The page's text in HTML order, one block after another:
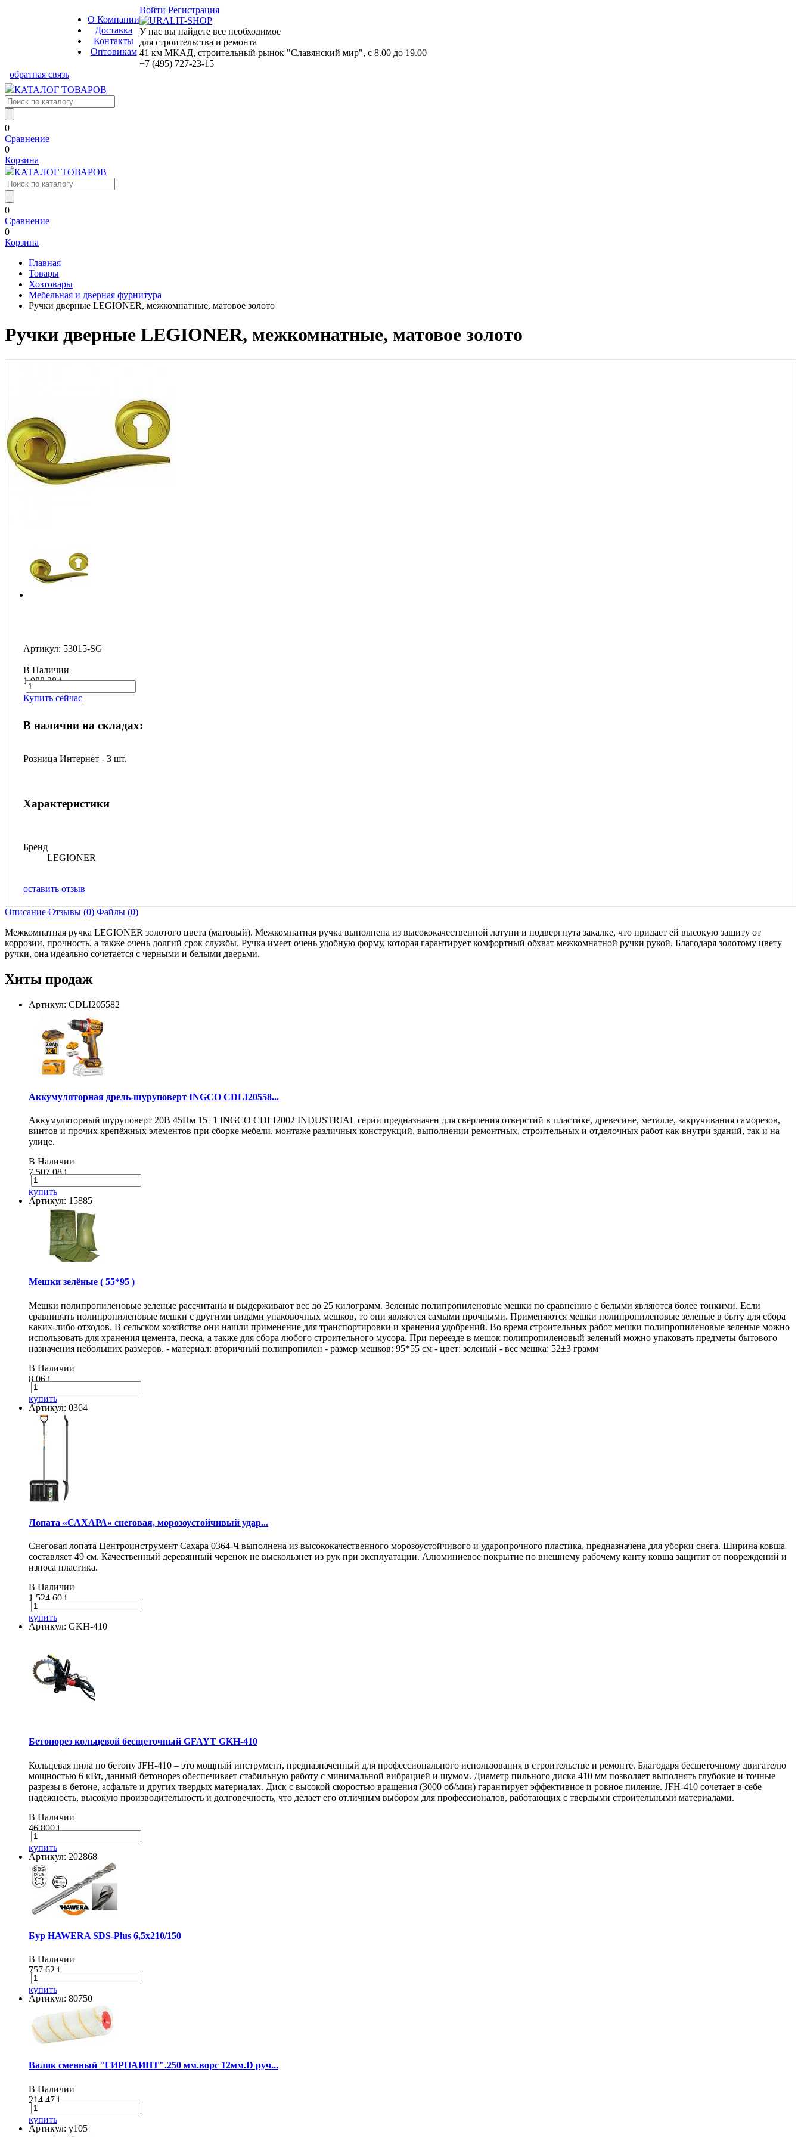
О Компании
Доставка
Контакты
Оптовикам
Войти Регистрация
У нас вы найдете все необходимое
для строительства и ремонта
41 км МКАД, строительный рынок "Славянский мир", с 8.00 до 19.00
+7 (495) 727-23-15
обратная связь
КАТАЛОГ ТОВАРОВ
0
Сравнение
0
Корзина
КАТАЛОГ ТОВАРОВ
0
Сравнение
0
Корзина
Главная
Товары
Хозтовары
Мебельная и дверная фурнитура
Ручки дверные LEGIONER, межкомнатные, матовое золото
Ручки дверные LEGIONER, межкомнатные, матовое золото
Артикул: 53015-SG
В Наличии
1 088.38i
Купить сейчас
В наличии на складах:
Розница Интернет - 3 шт.
Характеристики
Бренд
LEGIONER
оставить отзыв
Описание Отзывы (0) Файлы (0)
Межкомнатная ручка LEGIONER золотого цвета (матовый). Межкомнатная ручка выполнена из высококачественной латуни и подвергнута закалке, что придает ей высокую защиту от
коррозии, прочность, а также очень долгий срок службы. Ручка имеет очень удобную форму, которая гарантирует комфортный обхват межкомнатной ручки рукой. Благодаря золотому цвету
ручки, она идеально сочетается с черными и белыми дверьми.
Хиты продаж
Артикул: CDLI205582
Аккумуляторная дрель-шуруповерт INGCO CDLI20558...
Аккумуляторный шуруповерт 20В 45Нм 15+1 INGCO CDLI2002 INDUSTRIAL серии предназначен для сверления отверстий в пластике, древесине, металле, закручивания саморезов,
винтов и прочих крепёжных элементов при сборке мебели, монтаже различных конструкций, выполнении ремонтных, строительных и отделочных работ как внутри зданий, так и на
улице.
В Наличии
7 507.08i
купить
Артикул: 15885
Мешки зелёные ( 55*95 )
Мешки полипропиленовые зеленые рассчитаны и выдерживают вес до 25 килограмм. Зеленые полипропиленовые мешки по сравнению с белыми являются более тонкими. Если
сравнивать полипропиленовые мешки с другими видами упаковочных мешков, то они являются самыми прочными. Применяются мешки полипропиленовые зеленые в быту для сбора
каких-либо отходов. В сельском хозяйстве они нашли применение для транспортировки и хранения удобрений. Во время строительных работ мешки полипропиленовые зеленые можно
использовать для хранения цемента, песка, а также для сбора любого строительного мусора. При переезде в мешок полипропиленовый зеленый можно упаковать предметы бытового
назначения небольших размеров. - материал: вторичный полипропилен - размер мешков: 95*55 см - цвет: зеленый - вес мешка: 52±3 грамм
В Наличии
8.06i
купить
Артикул: 0364
Лопата «САХАРА» снеговая, морозоустойчивый удар...
Снеговая лопата Центроинструмент Сахара 0364-Ч выполнена из высококачественного морозоустойчивого и ударопрочного пластика, предназначена для уборки снега. Ширина ковша
составляет 49 см. Качественный деревянный черенок не выскользнет из рук при эксплуатации. Алюминиевое покрытие по внешнему рабочему канту ковша защитит от повреждений и
износа пластика.
В Наличии
1 524.60i
купить
Артикул: GKH-410
Бетонорез кольцевой бесщеточный GFAYT GKH-410
Кольцевая пила по бетону JFH-410 – это мощный инструмент, предназначенный для профессионального использования в строительстве и ремонте. Благодаря бесщеточному двигателю
мощностью 6 кВт, данный бетонорез обеспечивает стабильную работу с минимальной вибрацией и шумом. Диаметр пильного диска 410 мм позволяет выполнять глубокие и точные
разрезы в бетоне, асфальте и других твердых материалах. Диск с высокой скоростью вращения (3000 об/мин) гарантирует эффективное и ровное пиление. JFH-410 сочетает в себе
надежность, высокую производительность и долговечность, что делает его отличным выбором для профессионалов, работающих с твердыми строительными материалами.
В Наличии
46 800i
купить
Артикул: 202868
Бур HAWERA SDS-Plus 6,5х210/150
В Наличии
757.62i
купить
Артикул: 80750
Валик сменный "ГИРПАИНТ".250 мм.ворс 12мм.D руч...
В Наличии
214.47i
купить
Артикул: у105